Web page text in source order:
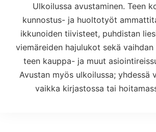
Ulkoilussa avustaminen. Teen
kunnostus- ja huoltotyöt
ikkunoiden tiivisteet, puhdistan
viemäreiden hajulukot sekä
teen kauppa- ja muut
Avustan myös ulkoilussa; yhdessä
vaikka kirjastossa tai